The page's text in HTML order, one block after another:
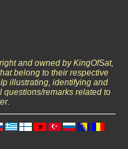
and owned by KingOfSat,
belong to their respective
illustrating, identifying and
questions/remarks related to